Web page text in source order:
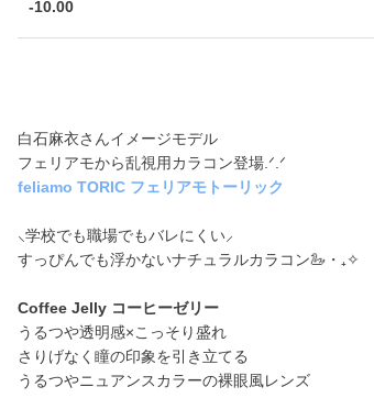
-10.00
白石麻衣さんイメージモデル
フェリアモから乱視用カラコン登場.ᐟ.ᐟ
feliamo TORIC フェリアモトーリック
⸜学校でも職場でもバレにくい⸝
すっぴんでも浮かないナチュラルカラコン🦢・₊✧
Coffee Jelly コーヒーゼリー
うるつや透明感×こっそり盛れ
さりげなく瞳の印象を引き立てる
うるつやニュアンスカラーの裸眼風レンズ